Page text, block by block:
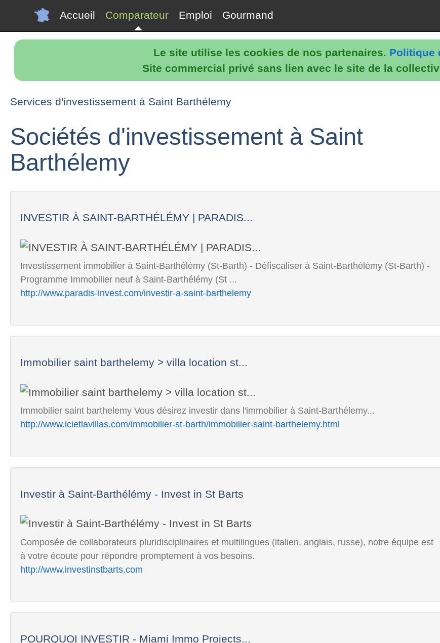
Le site utilise les cookies de nos partenaires. Politique
Site commercial privé sans lien avec le site de la
Accueil Comparateur Emploi Gourmand
Services d'investissement à Saint Barthélemy
Sociétés d'investissement à Saint
Barthélemy
INVESTIR À SAINT-BARTHÉLÉMY | PARADIS...
Investissement immobilier à Saint-Barthélémy (St-Barth) - Défiscaliser à Saint-Barthélémy (St-Barth) -
Programme Immobilier neuf à Saint-Barthélémy (St ...
http://www.paradis-invest.com/investir-a-saint-barthelemy
Immobilier saint barthelemy > villa location st...
Immobilier saint barthelemy Vous désirez investir dans l'immobilier à Saint-Barthélemy...
http://www.icietlavillas.com/immobilier-st-barth/immobilier-saint-barthelemy.html
Investir à Saint-Barthélémy - Invest in St Barts
Composée de collaborateurs pluridisciplinaires et multilingues (italien, anglais, russe), notre équipe est
à votre écoute pour répondre promptement à vos besoins.
http://www.investinstbarts.com
POURQUOI INVESTIR - Miami Immo Projects...